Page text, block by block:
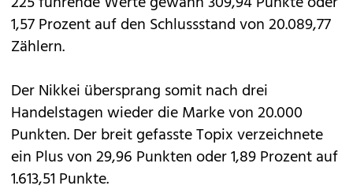
1,57 Prozent auf den Schlussstand von 20.089,77
Zählern.
Der Nikkei übersprang somit nach drei
Handelstagen wieder die Marke von 20.000
Punkten. Der breit gefasste Topix verzeichnete
ein Plus von 29,96 Punkten oder 1,89 Prozent auf
1.613,51 Punkte.